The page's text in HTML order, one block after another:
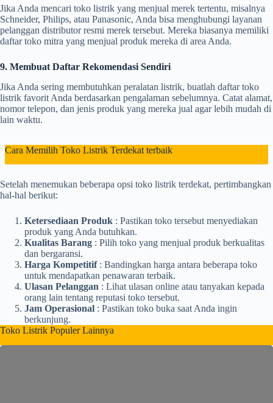
Jika Anda mencari toko listrik yang menjual merek tertentu, misalnya
Schneider, Philips, atau Panasonic, Anda bisa menghubungi layanan
pelanggan distributor resmi merek tersebut. Mereka biasanya memiliki
daftar toko mitra yang menjual produk mereka di area Anda.
9. Membuat Daftar Rekomendasi Sendiri
Jika Anda sering membutuhkan peralatan listrik, buatlah daftar toko
listrik favorit Anda berdasarkan pengalaman sebelumnya. Catat alamat,
nomor telepon, dan jenis produk yang mereka jual agar lebih mudah di
lain waktu.
Cara Memilih Toko Listrik Terdekat terbaik
Setelah menemukan beberapa opsi toko listrik terdekat, pertimbangkan
hal-hal berikut:
Ketersediaan Produk : Pastikan toko tersebut menyediakan
produk yang Anda butuhkan.
Kualitas Barang : Pilih toko yang menjual produk berkualitas
dan bergaransi.
Harga Kompetitif : Bandingkan harga antara beberapa toko
untuk mendapatkan penawaran terbaik.
Ulasan Pelanggan : Lihat ulasan online atau tanyakan kepada
orang lain tentang reputasi toko tersebut.
Jam Operasional : Pastikan toko buka saat Anda ingin
berkunjung.
Toko Listrik Populer Lainnya